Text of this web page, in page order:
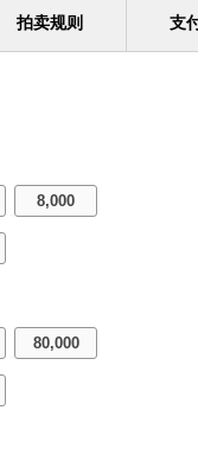
拍卖规则 支
8,000
80,000